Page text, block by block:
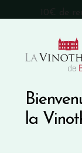
la
VinoBlog